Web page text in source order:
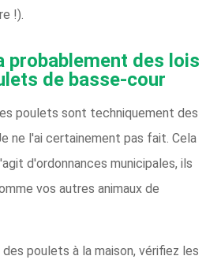
!).
probablement des lois
de basse-cour
poulets sont techniquement des
ne l'ai certainement pas fait. Cela
d'ordonnances municipales, ils
vos autres animaux de
poulets à la maison, vérifiez les